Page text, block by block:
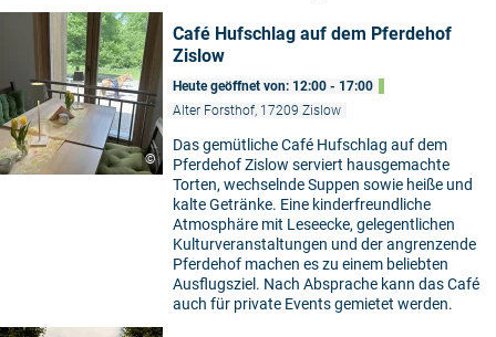
©
Café Hufschlag auf dem Pferdehof
Zislow
Heute geöffnet von: 12:00 - 17:00
Alter Forsthof, 17209 Zislow
Das gemütliche Café Hufschlag auf dem
Pferdehof Zislow serviert hausgemachte
Torten, wechselnde Suppen sowie heiße und
kalte Getränke. Eine kinderfreundliche
Atmosphäre mit Leseecke, gelegentlichen
Kulturveranstaltungen und der angrenzende
Pferdehof machen es zu einem beliebten
Ausflugsziel. Nach Absprache kann das Café
auch für private Events gemietet werden.